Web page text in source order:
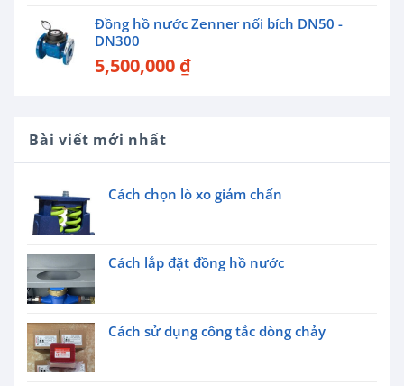
Đồng hồ nước Zenner nối bích DN50 -
DN300
5,500,000 ₫
Bài viết mới nhất
Cách chọn lò xo giảm chấn
Cách lắp đặt đồng hồ nước
Cách sử dụng công tắc dòng chảy